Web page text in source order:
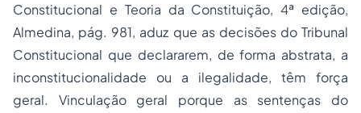
Constitucional e Teoria da Constituição, 4ª edição,
Almedina, pág. 981, aduz que as decisões do Tribunal
Constitucional que declararem, de forma abstrata, a
inconstitucionalidade ou a ilegalidade, têm força
geral. Vinculação geral porque as sentenças do